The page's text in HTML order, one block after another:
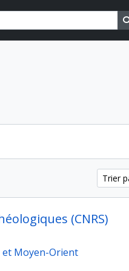
Trier
(CNRS)
et Moyen-Orient